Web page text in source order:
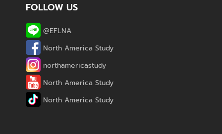
FOLLOW US
@EFLNA
North America Study
northamericastudy
North America Study
North America Study